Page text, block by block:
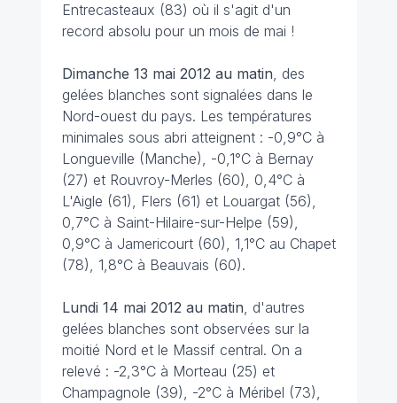
Entrecasteaux (83) où il s'agit d'un
record absolu pour un mois de mai !
Dimanche 13 mai 2012 au matin, des
gelées blanches sont signalées dans le
Nord-ouest du pays. Les températures
minimales sous abri atteignent : -0,9°C à
Longueville (Manche), -0,1°C à Bernay
(27) et Rouvroy-Merles (60), 0,4°C à
L'Aigle (61), Flers (61) et Louargat (56),
0,7°C à Saint-Hilaire-sur-Helpe (59),
0,9°C à Jamericourt (60), 1,1°C au Chapet
(78), 1,8°C à Beauvais (60).
Lundi 14 mai 2012 au matin, d'autres
gelées blanches sont observées sur la
moitié Nord et le Massif central. On a
relevé : -2,3°C à Morteau (25) et
Champagnole (39), -2°C à Méribel (73),